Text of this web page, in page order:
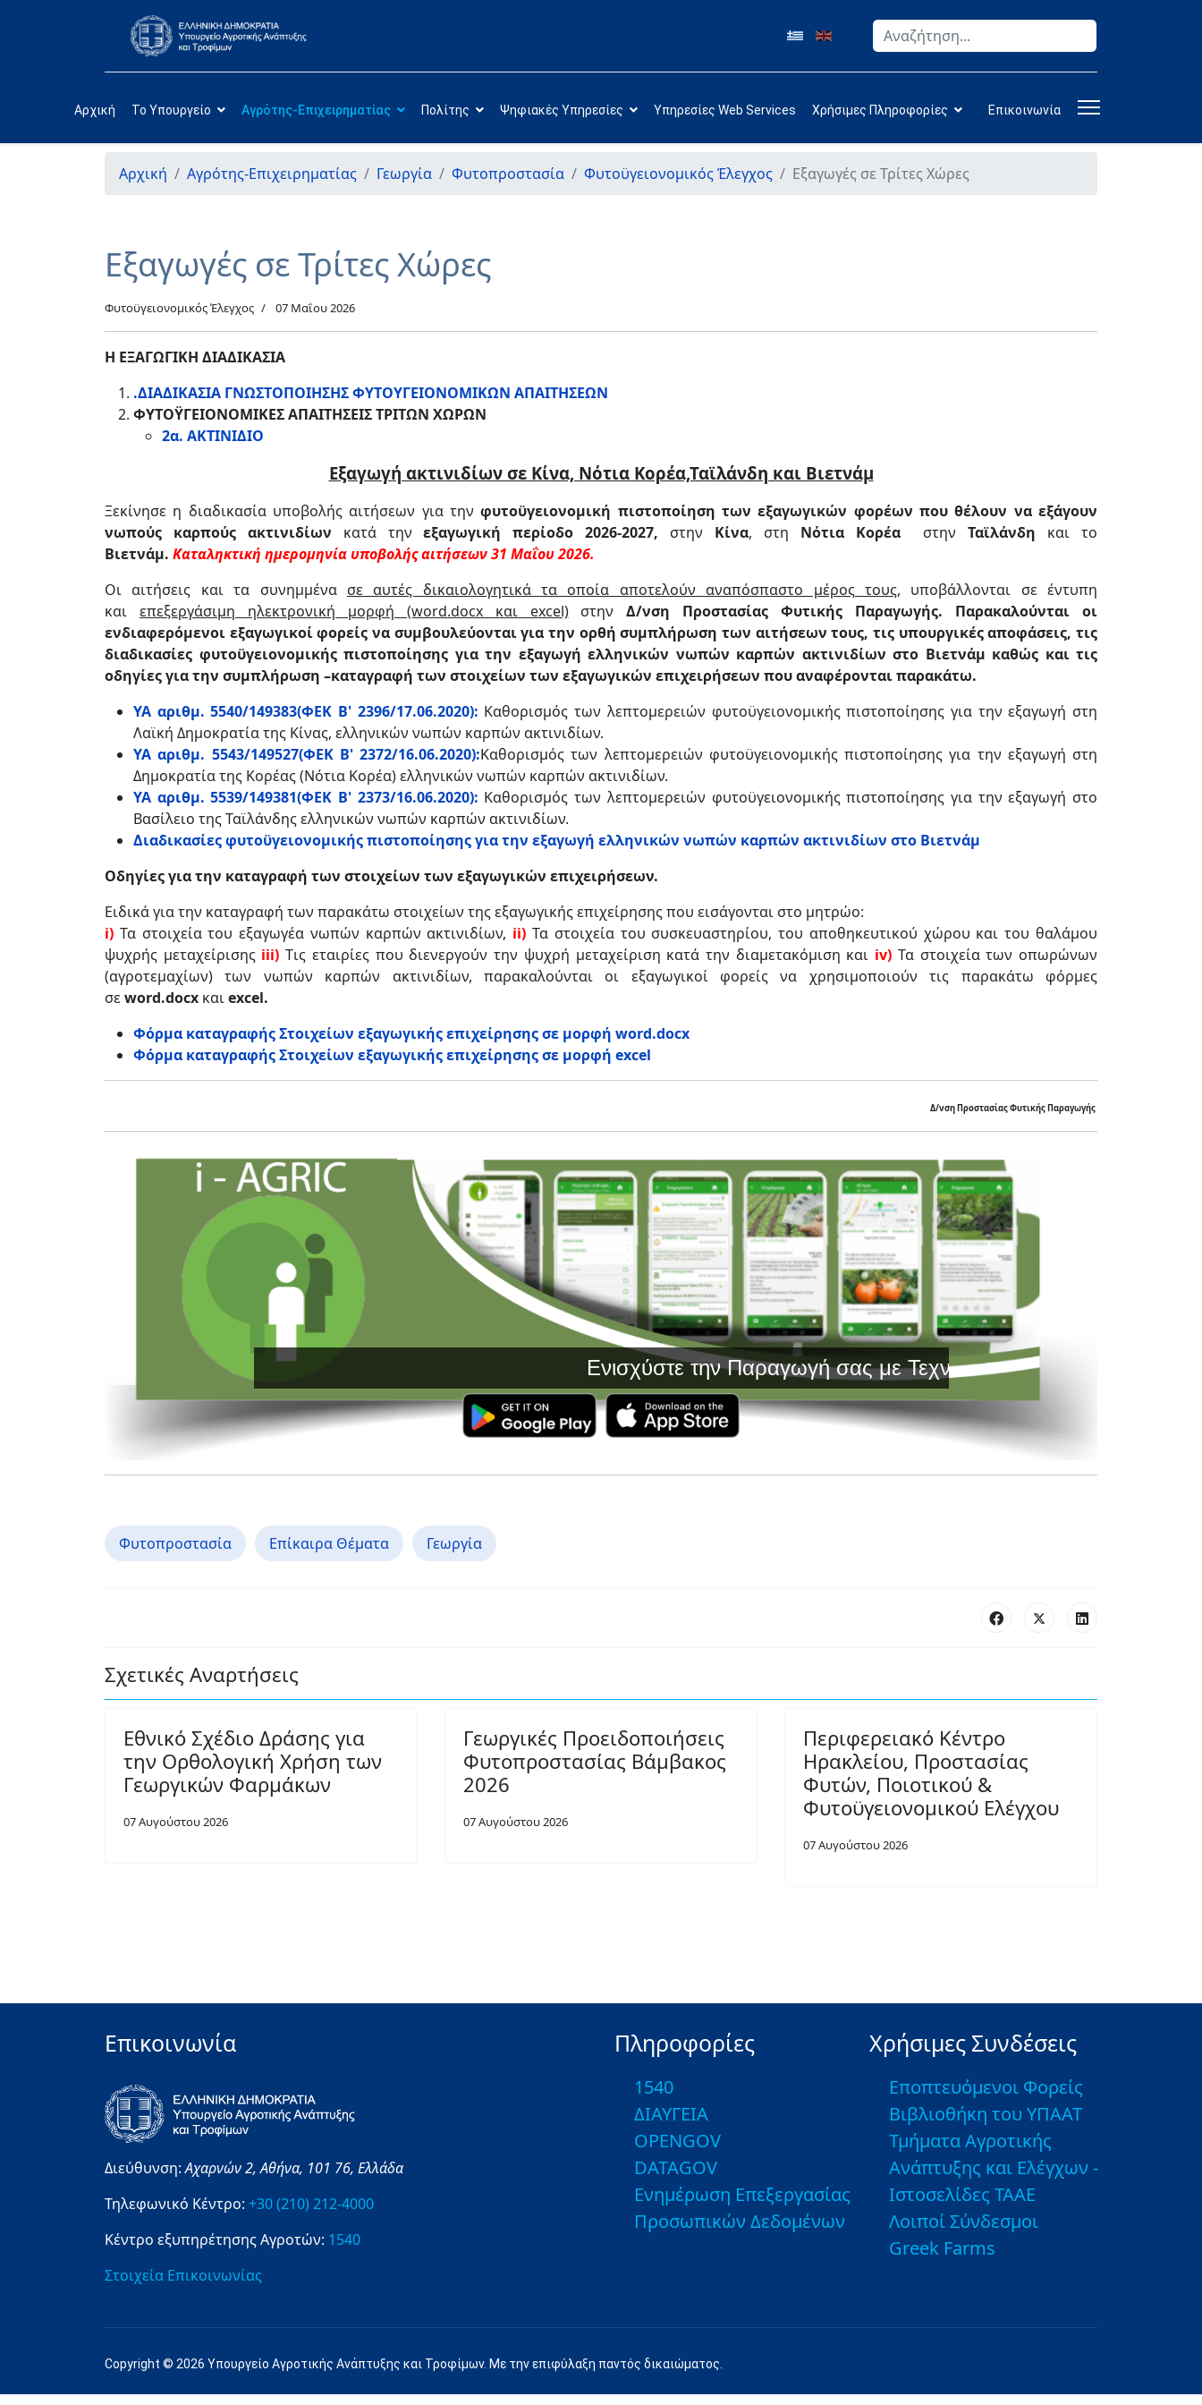
Αναζήτηση
Αρχική Το Υπουργείο Αγρότης-Επιχειρηματίας Πολίτης Ψηφιακές Υπηρεσίες Υπηρεσίες Web Services Χρήσιμες Πληροφορίες Επικοινωνία
Αρχική Αγρότης-Επιχειρηματίας Γεωργία Φυτοπροστασία Φυτοϋγειονομικός Έλεγχος Εξαγωγές σε Τρίτες Χώρες
Εξαγωγές σε Τρίτες Χώρες
Φυτοϋγειονομικός Έλεγχος 07 Μαΐου 2026
Η ΕΞΑΓΩΓΙΚΗ ΔΙΑΔΙΚΑΣΙΑ
.ΔΙΑΔΙΚΑΣΙΑ ΓΝΩΣΤΟΠΟΙΗΣΗΣ ΦΥΤΟΥΓΕΙΟΝΟΜΙΚΩΝ ΑΠΑΙΤΗΣΕΩΝ
ΦΥΤΟΫΓΕΙΟΝΟΜΙΚΕΣ ΑΠΑΙΤΗΣΕΙΣ ΤΡΙΤΩΝ ΧΩΡΩΝ
2α. ΑΚΤΙΝΙΔΙΟ
Εξαγωγή ακτινιδίων σε Κίνα, Νότια Κορέα,Ταϊλάνδη και Βιετνάμ
Ξεκίνησε η διαδικασία υποβολής αιτήσεων για τηνφυτοϋγειονομική πιστοποίηση των εξαγωγικών φορέων που θέλουν να εξάγουν
νωπούς καρπούς ακτινιδίων
κατά τηνεξαγωγική περίοδο 2026-2027, στην Κίνα, στη Νότια Κορέα στηνΤαϊλάνδη και το
Βιετνάμ. Καταληκτική ημερομηνία υποβολής αιτήσεων 31 Μαΐου 2026.
Οι αιτήσεις και τα συνημμένα σε αυτές δικαιολογητικά τα οποία αποτελούν αναπόσπαστο μέρος τους, υποβάλλονται σε έντυπη
και επεξεργάσιμη ηλεκτρονική μορφή (word.docx και excel)στηνΔ/νση Προστασίας Φυτικής Παραγωγής. Παρακαλούνται οι
ενδιαφερόμενοι εξαγωγικοί φορείς να συμβουλεύονται για την ορθή συμπλήρωση των αιτήσεων τους, τις υπουργικές αποφάσεις, τις
διαδικασίες φυτοϋγειονομικής πιστοποίησης για την εξαγωγή ελληνικών νωπών καρπών ακτινιδίων στο Βιετνάμ καθώς και τις
οδηγίες για την συμπλήρωση –καταγραφή των στοιχείων των εξαγωγικών επιχειρήσεων που αναφέρονται παρακάτω.
ΥΑ αριθμ. 5540/149383(ΦΕΚ Β' 2396/17.06.2020): Καθορισμός των λεπτομερειών φυτοϋγειονομικής πιστοποίησης για την εξαγωγή στη
Λαϊκή Δημοκρατία της Κίνας, ελληνικών νωπών καρπών ακτινιδίων.
ΥΑ αριθμ. 5543/149527(ΦΕΚ Β' 2372/16.06.2020):Καθορισμός των λεπτομερειών φυτοϋγειονομικής πιστοποίησης για την εξαγωγή στη
Δημοκρατία της Κορέας (Νότια Κορέα) ελληνικών νωπών καρπών ακτινιδίων.
ΥΑ αριθμ. 5539/149381(ΦΕΚ Β' 2373/16.06.2020): Καθορισμός των λεπτομερειών φυτοϋγειονομικής πιστοποίησης για την εξαγωγή στο
Βασίλειο της Ταϊλάνδης ελληνικών νωπών καρπών ακτινιδίων.
Διαδικασίες φυτοϋγειονομικής πιστοποίησης για την εξαγωγή ελληνικών νωπών καρπών ακτινιδίων στο Βιετνάμ
Οδηγίες για την καταγραφή των στοιχείων των εξαγωγικών επιχειρήσεων.
Ειδικά για την καταγραφή των παρακάτω στοιχείων της εξαγωγικής επιχείρησης που εισάγονται στο μητρώο:
i) Τα στοιχεία του εξαγωγέα νωπών καρπών ακτινιδίων, ii) Τα στοιχεία του συσκευαστηρίου, του αποθηκευτικού χώρου και του θαλάμου
ψυχρής μεταχείρισης iii) Tις εταιρίες που διενεργούν την ψυχρή μεταχείριση κατά την διαμετακόμιση και iv) Τα στοιχεία των οπωρώνων
(αγροτεμαχίων) των νωπών καρπών ακτινιδίων, παρακαλούνται οι εξαγωγικοί φορείς να χρησιμοποιούν τις παρακάτω φόρμες
σεword.docx καιexcel.
Φόρμα καταγραφής Στοιχείων εξαγωγικής επιχείρησης σε μορφή word.docx
Φόρμα καταγραφής Στοιχείων εξαγωγικής επιχείρησης σε μορφή excel
Δ/νση Προστασίας Φυτικής Παραγωγής
Ενισχύστε την Παραγωγή σας με Τεχνολογία Αιχμής και Έγκυρη
Φυτοπροστασία Επίκαιρα Θέματα Γεωργία
Σχετικές Αναρτήσεις
Εθνικό Σχέδιο Δράσης για
την Ορθολογική Χρήση των
Γεωργικών Φαρμάκων
07 Αυγούστου 2026
Γεωργικές Προειδοποιήσεις
Φυτοπροστασίας Βάμβακος
2026
07 Αυγούστου 2026
Περιφερειακό Κέντρο
Ηρακλείου, Προστασίας
Φυτών, Ποιοτικού &
Φυτοϋγειονομικού Ελέγχου
07 Αυγούστου 2026
Επικοινωνία
Διεύθυνση:Αχαρνών 2,Αθήνα, 101 76, Ελλάδα
Τηλεφωνικό Κέντρο: +30 (210) 212-4000
Κέντρο εξυπηρέτησης Αγροτών: 1540
Στοιχεία Επικοινωνίας
Πληροφορίες
1540
ΔΙΑΥΓΕΙΑ
OPENGOV
DATAGOV
Ενημέρωση Επεξεργασίας
Προσωπικών Δεδομένων
Χρήσιμες Συνδέσεις
Εποπτευόμενοι Φορείς
Βιβλιοθήκη του ΥΠΑΑΤ
Τμήματα Αγροτικής
Ανάπτυξης και Ελέγχων -
Ιστοσελίδες ΤΑΑΕ
Λοιποί Σύνδεσμοι
Greek Farms
Copyright © 2026 Υπουργείο Αγροτικής Ανάπτυξης και Τροφίμων. Με την επιφύλαξη παντός δικαιώματος.